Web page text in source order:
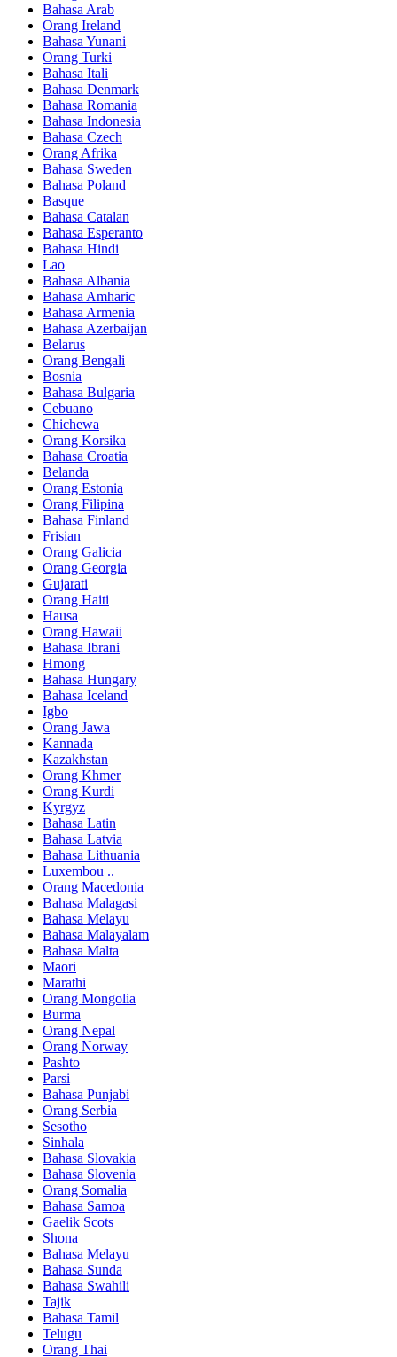
Bahasa Arab
Orang Ireland
Bahasa Yunani
Orang Turki
Bahasa Itali
Bahasa Denmark
Bahasa Romania
Bahasa Indonesia
Bahasa Czech
Orang Afrika
Bahasa Sweden
Bahasa Poland
Basque
Bahasa Catalan
Bahasa Esperanto
Bahasa Hindi
Lao
Bahasa Albania
Bahasa Amharic
Bahasa Armenia
Bahasa Azerbaijan
Belarus
Orang Bengali
Bosnia
Bahasa Bulgaria
Cebuano
Chichewa
Orang Korsika
Bahasa Croatia
Belanda
Orang Estonia
Orang Filipina
Bahasa Finland
Frisian
Orang Galicia
Orang Georgia
Gujarati
Orang Haiti
Hausa
Orang Hawaii
Bahasa Ibrani
Hmong
Bahasa Hungary
Bahasa Iceland
Igbo
Orang Jawa
Kannada
Kazakhstan
Orang Khmer
Orang Kurdi
Kyrgyz
Bahasa Latin
Bahasa Latvia
Bahasa Lithuania
Luxembou ..
Orang Macedonia
Bahasa Malagasi
Bahasa Melayu
Bahasa Malayalam
Bahasa Malta
Maori
Marathi
Orang Mongolia
Burma
Orang Nepal
Orang Norway
Pashto
Parsi
Bahasa Punjabi
Orang Serbia
Sesotho
Sinhala
Bahasa Slovakia
Bahasa Slovenia
Orang Somalia
Bahasa Samoa
Gaelik Scots
Shona
Bahasa Melayu
Bahasa Sunda
Bahasa Swahili
Tajik
Bahasa Tamil
Telugu
Orang Thai